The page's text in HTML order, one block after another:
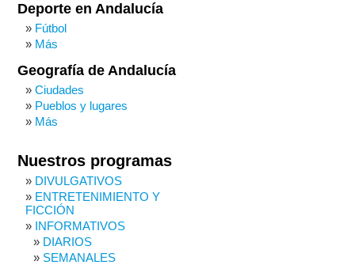
Deporte en Andalucía
Fútbol
Más
Geografía de Andalucía
Ciudades
Pueblos y lugares
Más
Nuestros programas
DIVULGATIVOS
ENTRETENIMIENTO Y
FICCIÓN
INFORMATIVOS
DIARIOS
SEMANALES